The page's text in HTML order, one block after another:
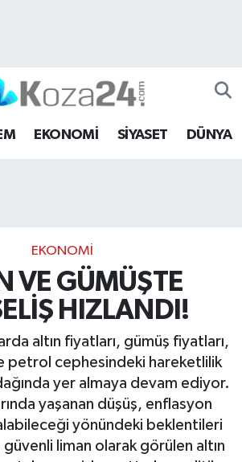
EKONOMİ SİYASET DÜNYA
EKONOMİ
VE GÜMÜŞTE
HIZLANDI!
altın fiyatları, gümüş fiyatları,
petrol cephesindeki hareketlilik
yer almaya devam ediyor.
yaşanan düşüş, enflasyon
yönündeki beklentileri
liman olarak görülen altın
Durumu
Vakitleri